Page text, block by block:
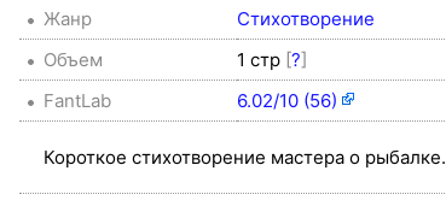
Жанр
Стихотворение
Объем
1 стр [?]
FantLab
6.02/10 (56)
Короткое стихотворение мастера о рыбалке.